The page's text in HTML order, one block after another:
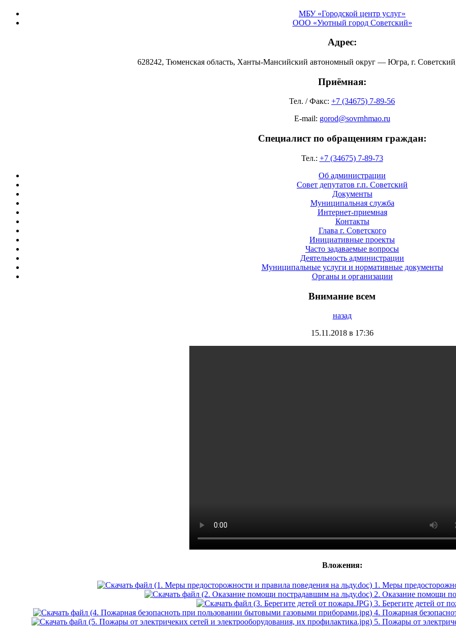
МБУ «Городской центр услуг»
ООО «Уютный город Советский»
Адрес:
628242, Тюменская область, Ханты-Мансийский автономный округ — Югра, г.
Приёмная:
Тел. / Факс: +7 (34675) 7-89-56
E-mail: gorod@sovrnhmao.ru
Специалист по обращениям граждан:
Тел.: +7 (34675) 7-89-73
Об администрации
Совет депутатов г.п. Советский
Документы
Муниципальная служба
Интернет-приемная
Контакты
Глава г. Советского
Инициативные проекты
Часто задаваемые вопросы
Деятельность администрации
Муниципальные услуги и нормативные документы
Органы и организации
Внимание всем
назад
15.11.2018 в 17:36
Вложения:
1. Меры
2. Оказание помощи
3. Берегите детей от
4. Пожарная
5. Пожары от